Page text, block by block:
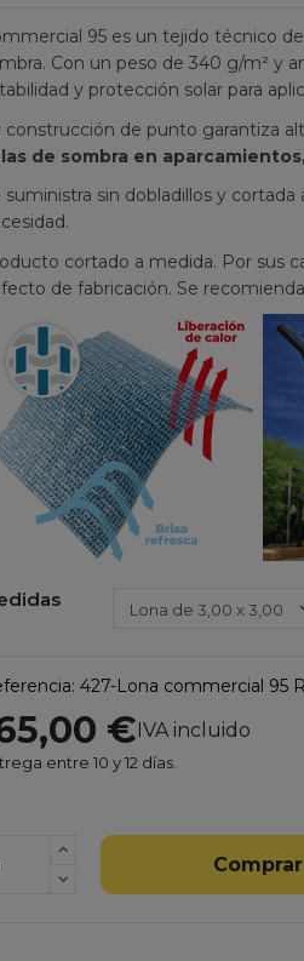
95 es un tejido técnico
Con un peso de 340 g/m² y
y protección solar para
construcción de punto garantiza
de sombra en
suministra sin dobladillos y
cortado a medida. Por sus
de fabricación. Se
427-Lona commercial 95
€ IVA incluido
entre 10 y 12 días.
Comprar